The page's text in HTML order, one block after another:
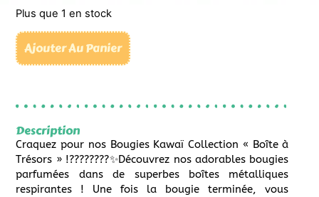
Plus que 1 en stock
Ajouter Au Panier
Description
Craquez pour nos Bougies Kawaï Collection « Boîte à
Trésors » !????????✨Découvrez nos adorables bougies
parfumées dans de superbes boîtes métalliques
respirantes ! Une fois la bougie terminée, vous